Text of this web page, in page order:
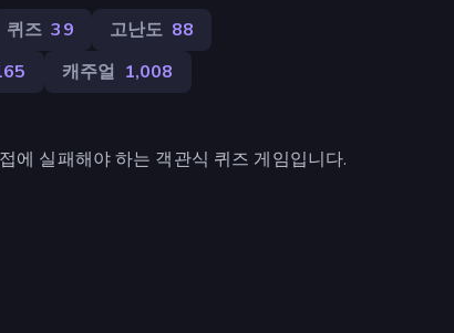
퀴즈 39 고난도 88
캐주얼 1,008
에 실패해야 하는 객관식 퀴즈 게임입니다.